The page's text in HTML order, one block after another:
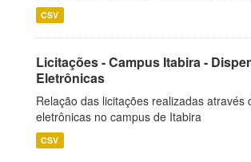
CSV
Licitações - Campus Itabira -
Eletrônicas
Relação das licitações realizadas através
eletrônicas no campus de Itabira
CSV